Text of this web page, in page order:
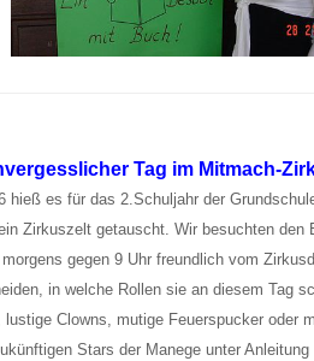
Tag im Mitmach-
hieß es für das 2.Schuljahr der
Zirkuszelt getauscht. Wir besuchten den
gegen 9 Uhr freundlich vom
in welche Rollen sie an diesem Tag
Clowns, mutige Feuerspucker oder
Stars der Manege unter